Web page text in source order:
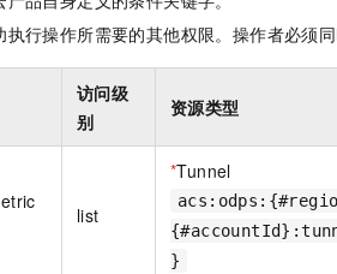
行操作所需要的其他权限。操作者必须
访问级
别
资源类型
list
*Tunnel
}